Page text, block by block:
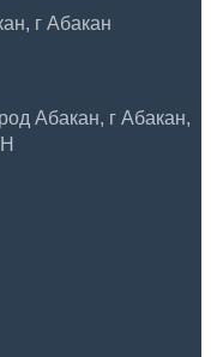
г Абакан
Абакан, г Абакан,